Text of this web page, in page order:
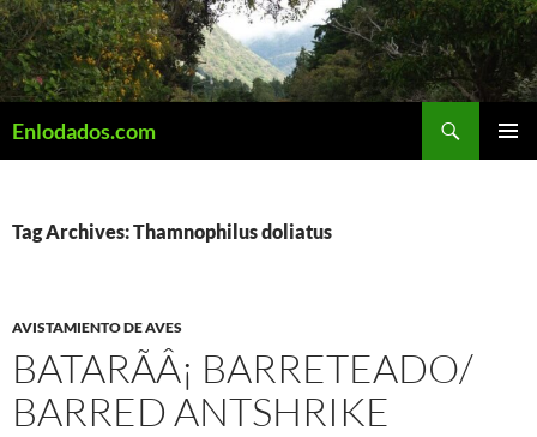
Skip
to
content
Enlodados.com
Tag Archives: Thamnophilus doliatus
AVISTAMIENTO DE AVES
BATARÃÂ¡ BARRETEADO/
BARRED ANTSHRIKE